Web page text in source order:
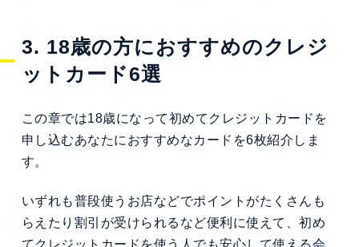
3. 18歳の方におすすめのクレジ
ットカード6選
この章では18歳になって初めてクレジットカードを
申し込むあなたにおすすめなカードを6枚紹介しま
す。
いずれも普段使うお店などでポイントがたくさんも
らえたり割引が受けられるなど便利に使えて、初め
てクレジットカードを使う人でも安心して使える会